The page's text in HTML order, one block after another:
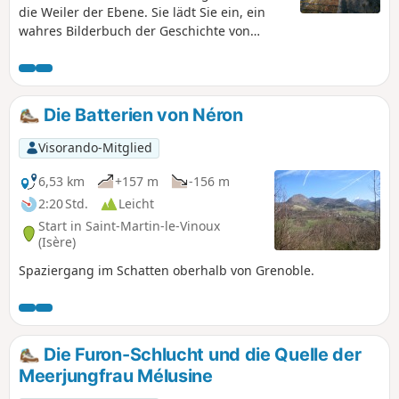
zu unternehmen!
die Weiler der Ebene. Sie lädt Sie ein, ein
wahres Bilderbuch der Geschichte von
entdecken: Überreste des Bergbaus,
Zeugnisse der früheren landwirtschaftlichen
und Schifffahrtsaktivitäten, Überreste
romantischer Ferienorte. Sie hebt auch den
bedeutenden topografischen Kontrast der
Gemeinde hervor. Wanderweg Nr. 11 der
Wanderwege der westlichen Chartreuse.
Diese Rundwanderung kann auch mit dem
Mountainbike zurückgelegt werden.
Die Batterien von Néron
Visorando-Mitglied
6,53 km
+157 m
-156 m
2:20 Std.
Leicht
Start in Saint-Martin-le-Vinoux
(Isère)
Spaziergang im Schatten oberhalb von Grenoble.
Die Furon-Schlucht und die Quelle der
Meerjungfrau Mélusine